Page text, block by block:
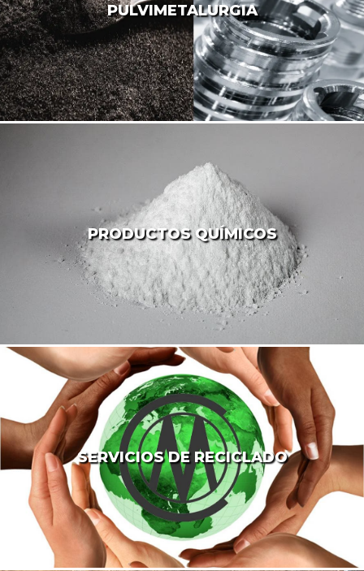
PULVIMETALURGIA
PRODUCTOS QUÍMICOS
SERVICIOS DE RECICLADO